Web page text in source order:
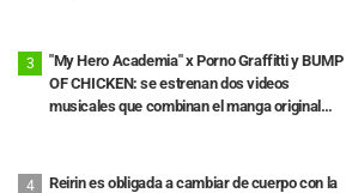
"My Hero Academia" x Porno Graffitti y BUMP
OF CHICKEN: se estrenan dos videos
musicales que combinan el manga original
Reirin es obligada a cambiar de cuerpo con la